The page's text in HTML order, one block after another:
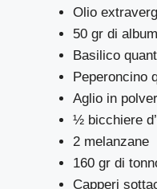
Olio
50 gr di
Basilico
Peperoncino
Aglio in
½ bicchiere
2 melanzane
160 gr di
Capperi